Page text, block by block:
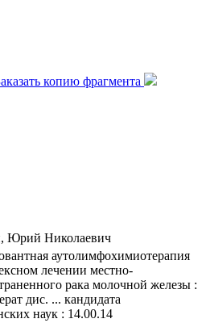
копию фрагмента
Юрий Николаевич
аутолимфохимиотерапия
лечении местно-
рака молочной железы :
дис. ... кандидата
наук : 14.00.14